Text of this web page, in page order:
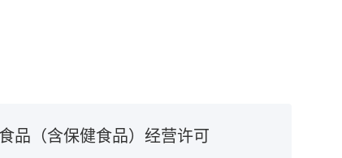
食品（含保健食品）经营许可